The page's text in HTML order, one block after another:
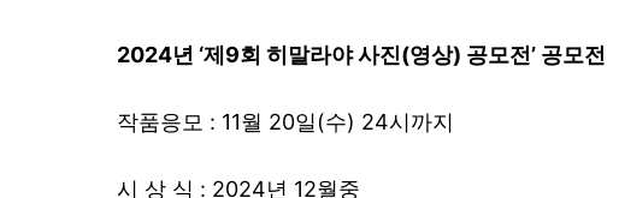
2024년 ‘제 9회 히말라야 사진(영상) 공모전’ 공모전
작품응모 : 11월 20일(수) 24시까지
시 상 식 : 2024년 12월중